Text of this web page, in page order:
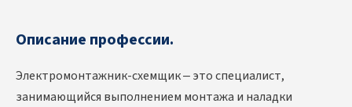
Описание профессии.
Электромонтажник-схемщик – это специалист,
занимающийся выполнением монтажа и наладки